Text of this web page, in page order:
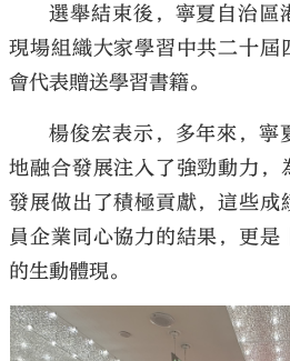
選舉結束後，寧夏自治區
現場組織大家學習中共二十屆
會代表贈送學習書籍。
楊俊宏表示，多年來，寧
地融合發展注入了強勁動力，
發展做出了積極貢獻，這些成
員企業同心協力的結果，更
的生動體現。